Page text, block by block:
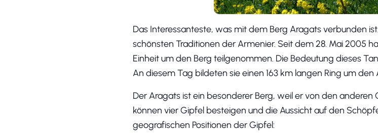
Das Interessanteste, was mit dem Berg Aragats verbunden
schönsten Traditionen der Armenier. Seit dem 28. Mai 2005
Einheit um den Berg teilgenommen. Die Bedeutung dieses
An diesem Tag bildeten sie einen 163 km langen Ring um den
Der Aragats ist ein besonderer Berg, weil er von den anderen
können vier Gipfel besteigen und die Aussicht auf den
geografischen Positionen der Gipfel: